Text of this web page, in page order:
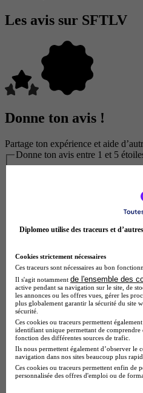
Les avis sur SFTLV
Donne ton avis !
Partage ton expérience et aide
Donne ton avis entre 1 et 5
Diplomeo utilise des traceurs et
Cookies strictement nécessaires
Ces traceurs sont nécessaires au bon
Il s'agit notamment de l'ensemble des
active pendant sa navigation sur le site, de
les annonces ou les offres vues, gérer les
plus globalement garantir la sécurité du site
sécurité.
Ces cookies ou traceurs permettent
identifiant unique permettant de comprendre
fonction des différentes sources de trafic.
Ils nous permettent également d’observer
navigation dans nos sites beaucoup plus
Ces cookies ou traceurs permettent enfin de
personnalisée des offres d'emploi ou de